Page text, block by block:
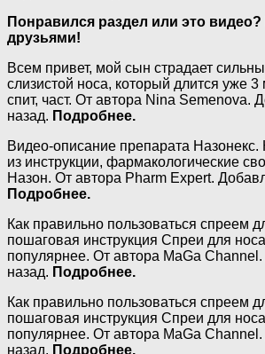
Понравился раздел или это
друзьями!
Всем привет, мой сын страдает
слизистой носа, который длится уже
спит, част. От автора Nina Semenova.
назад. Подробнее.
Видео-описание препарата Назонекс.
из инструкции, фармакологические
Назон. От автора Pharm Expert.
Подробнее.
Как правильно пользоваться спреем
пошаговая инструкция Спреи для
популярнее. От автора MaGa
назад. Подробнее.
Как правильно пользоваться спреем
пошаговая инструкция Спреи для
популярнее. От автора MaGa
назад. Подробнее.